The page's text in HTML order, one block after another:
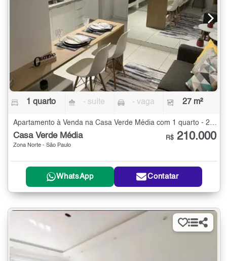
1 quarto - suíte - vaga 27 m²
Casa Verde Média
Zona Norte - São Paulo
R$ 210.000
WhatsApp Contatar